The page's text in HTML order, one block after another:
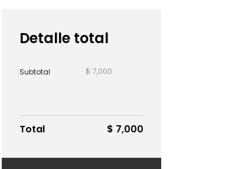
Detalle total
Subtotal $ 7,000
Total $ 7,000